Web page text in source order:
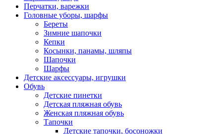
Перчатки, варежки
Головные уборы, шарфы
Береты
Зимние шапочки
Кепки
Косынки, панамы, шляпы
Шапочки
Шарфы
Детские аксессуары, игрушки
Обувь
Детские пинетки
Детская пляжная обувь
Женская пляжная обувь
Тапочки
Детские тапочки, босоножки